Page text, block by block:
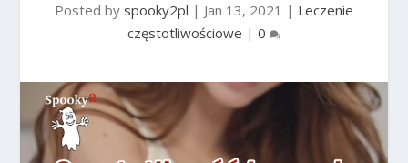
Posted by spooky2pl | Jan 13, 2021 | Leczenie
częstotliwościowe | 0